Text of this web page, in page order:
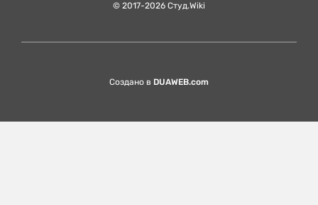
© 2017-2026 Студ.Wiki
Создано в DUAWEB.com